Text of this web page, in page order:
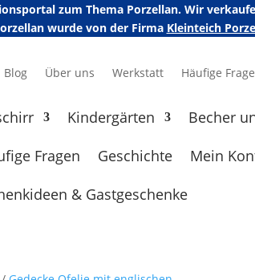
zum Thema Porzellan. Wir
wurde von der Firma Kleinteich
Blog Über uns Werkstatt Häufige
Kindergärten
Becher
Fragen Geschichte
Mein
& Gastgeschenke